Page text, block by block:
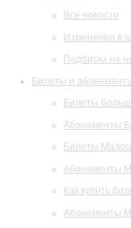
Все новости
Изменения в
Подписка на
Билеты и
Билеты
Абонементы
Билеты
Абонементы
Как купить
Абонементы